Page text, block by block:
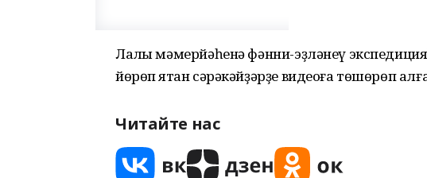
Лаҡлы мәмерйәһенә фәнни-эҙләнеү
йөрөп ятҡан сәрәкәйҙәрҙе видеоға төшөрөп
Читайте нас